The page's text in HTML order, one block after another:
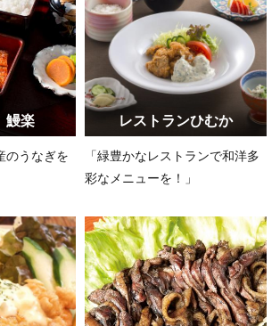
鰻楽
のうなぎを
レストランひむか
「緑豊かなレストランで和洋多
彩なメニューを！」